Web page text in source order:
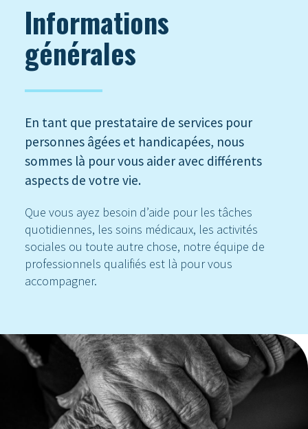
Informations
générales
En tant que prestataire de services pour
personnes âgées et handicapées, nous
sommes là pour vous aider avec différents
aspects de votre vie.
Que vous ayez besoin d’aide pour les tâches
quotidiennes, les soins médicaux, les activités
sociales ou toute autre chose, notre équipe de
professionnels qualifiés est là pour vous
accompagner.